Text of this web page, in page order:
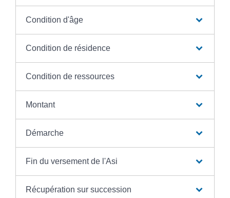
Condition d'âge
Condition de résidence
Condition de ressources
Montant
Démarche
Fin du versement de l'Asi
Récupération sur succession